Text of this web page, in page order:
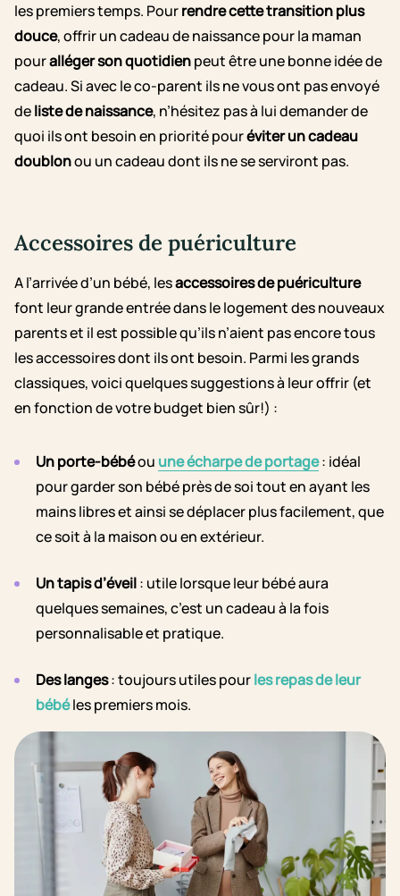
les premiers temps. Pourrendre cette transition plus
douce, offrir un cadeau de naissance pour la maman
pouralléger son quotidienpeut être une bonne idée de
cadeau. Si avec le co-parent ils ne vous ont pas envoyé
deliste de naissance, n’hésitez pas à lui demander de
quoi ils ont besoin en priorité pouréviter un cadeau
doublonou un cadeau dont ils ne se serviront pas.
Accessoires de puériculture
A l’arrivée d’un bébé, lesaccessoires de puériculture
font leur grande entrée dans le logement des nouveaux
parents et il est possible qu’ils n’aient pas encore tous
les accessoires dont ils ont besoin. Parmi les grands
classiques, voici quelques suggestions à leur offrir (et
en fonction de votre budget bien sûr!) :
Un porte-bébéou une écharpe de portage: idéal
pour garder son bébé près de soi tout en ayant les
mains libres et ainsi se déplacer plus facilement, que
ce soit à la maison ou en extérieur.
Un tapis d’éveil: utile lorsque leur bébé aura
quelques semaines, c’est un cadeau à la fois
personnalisable et pratique.
Des langes: toujours utiles pourles repas de leur
bébéles premiers mois.